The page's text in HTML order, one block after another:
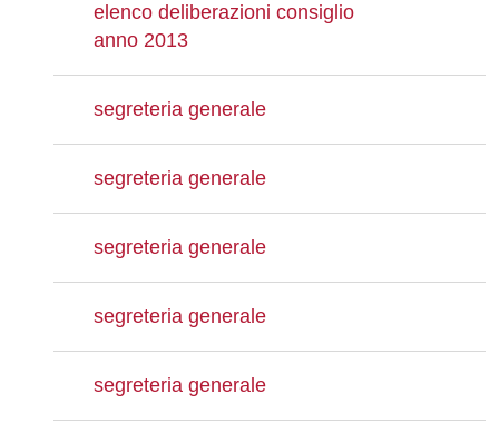
elenco deliberazioni consiglio
anno 2013
segreteria generale
segreteria generale
segreteria generale
segreteria generale
segreteria generale